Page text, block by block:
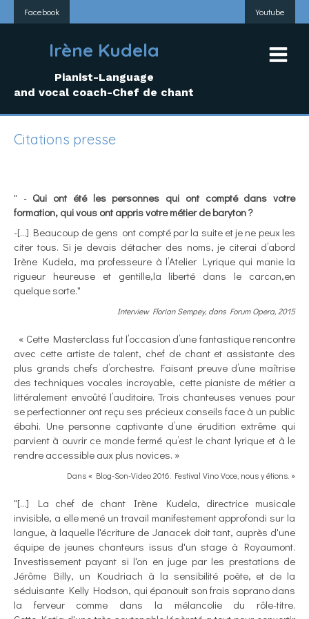
Facebook Youtube
Irène Kudela
Pianist-Language
and vocal coach-Chef de chant
Citations presse
" - Qui ont été les personnes qui ont compté dans votre
formation, qui vous ont appris votre métier de baryton ?
-[...] Beaucoup de gens ont compté par la suite et je ne peux les
citer tous. Si je devais détacher des noms, je citerai d’abord
Irène Kudela, ma professeure à l’Atelier Lyrique qui manie la
rigueur heureuse et gentille,la liberté dans le carcan,en
quelque sorte."
Interview Florian Sempey, dans Forum Opera, 2015
« Cette Masterclass fut l’occasion d’une fantastique rencontre
avec cette artiste de talent, chef de chant et assistante des
plus grands chefs d’orchestre. Faisant preuve d’une maîtrise
des techniques vocales incroyable, cette pianiste de métier a
littéralement envoûté l’auditoire. Trois chanteuses venues pour
se perfectionner ont reçu ses précieux conseils face à un public
ébahi. Une personne captivante d’une érudition extrême qui
parvient à ouvrir ce monde fermé qu’est le chant lyrique et à le
rendre accessible aux plus novices. »
Dans « Blog-Son-Video 2016. Festival Vino Voce, nous y étions. »
"[…] La chef de chant Irène Kudela, directrice musicale
invisible, a elle mené un travail manifestement approfondi sur la
langue, à laquelle l'écriture de Janacek doit tant, auprès d'une
équipe de jeunes chanteurs issus d'un stage à Royaumont.
Investissement payant si l'on en juge par les prestations de
Jérôme Billy, un Koudriach à la sensibilité poète, et de la
séduisante Kelly Hodson, qui épanouit son frais soprano dans
la ferveur comme dans la mélancolie du rôle-titre.